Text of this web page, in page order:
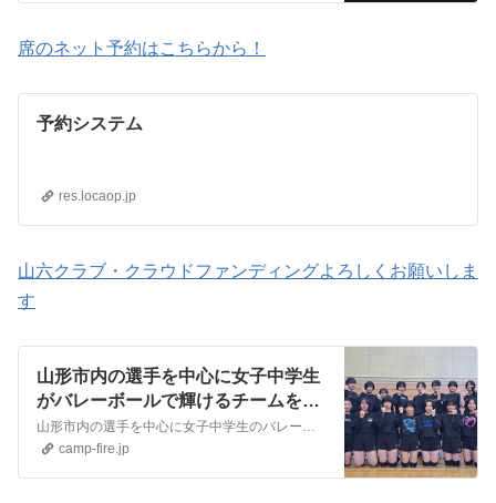
席のネット予約はこちらから！
予約システム
res.locaop.jp
山六クラブ・クラウドファンディングよろしくお願いしま
す
山形市内の選手を中心に女子中学生
がバレーボールで輝けるチームを目
指します！
山形市内の選手を中心に女子中学生のバレーボールのクラブチームを立ち上げ、全国大会を目指して活発な活動を行なっていきたいと考えています。そのためには新しくボールやユニフォームを用意する必要があり、今回、クラウドファンディングに挑戦します。
camp-fire.jp